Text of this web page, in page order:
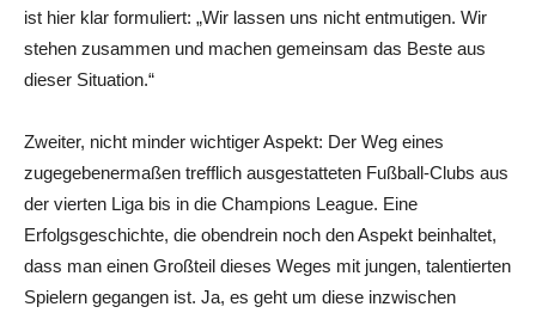
ist hier klar formuliert: „Wir lassen uns nicht entmutigen. Wir
stehen zusammen und machen gemeinsam das Beste aus
dieser Situation.“
Zweiter, nicht minder wichtiger Aspekt: Der Weg eines
zugegebenermaßen trefflich ausgestatteten Fußball-Clubs aus
der vierten Liga bis in die Champions League. Eine
Erfolgsgeschichte, die obendrein noch den Aspekt beinhaltet,
dass man einen Großteil dieses Weges mit jungen, talentierten
Spielern gegangen ist. Ja, es geht um diese inzwischen